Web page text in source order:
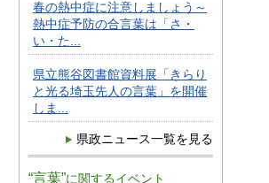
春の熱中症に注意しましょう～
熱中症予防の合言葉は「さ・
い・た...
県立熊谷図書館資料展「きらり
と光る埼玉先人の言葉」を開催
しま...
県政ニュース一覧を見る
“言葉”に関するイベント